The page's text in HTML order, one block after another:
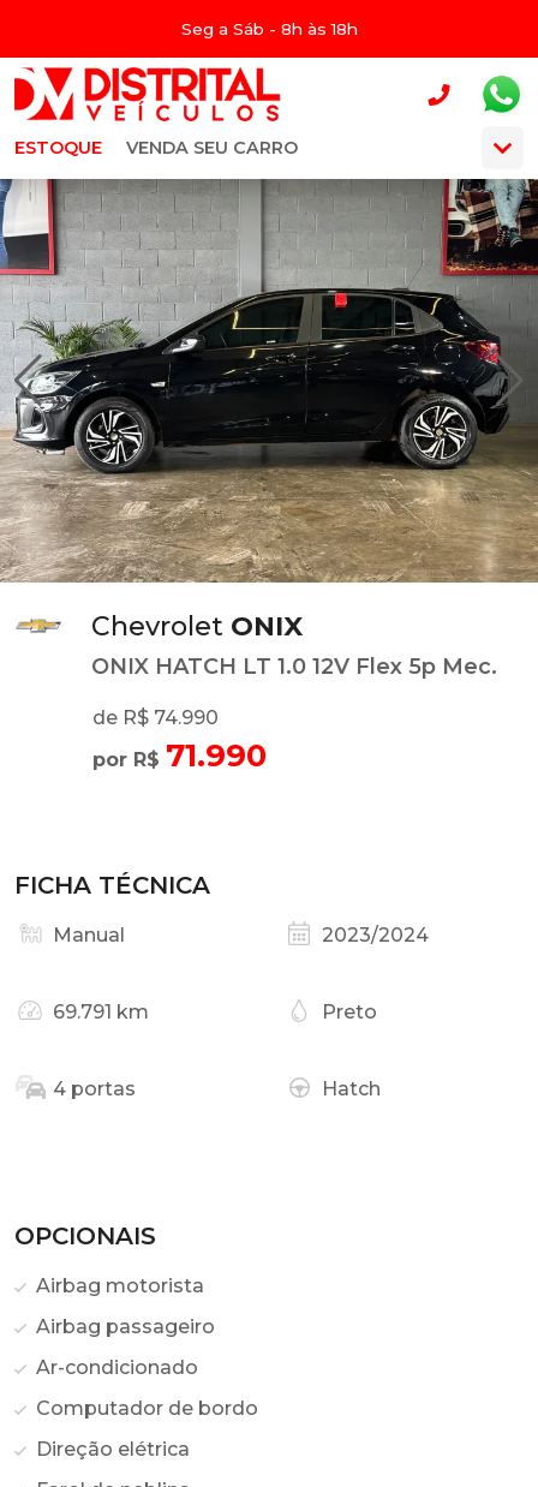
Seg a Sáb - 8h às 18h
ESTOQUE VENDA SEU CARRO
Chevrolet ONIX
ONIX HATCH LT 1.0 12V Flex 5p Mec.
de R$ 74.990
por R$ 71.990
FICHA TÉCNICA
Manual 2023/2024
69.791 km Preto
4 portas Hatch
OPCIONAIS
Airbag motorista
Airbag passageiro
Ar-condicionado
Computador de bordo
Direção elétrica